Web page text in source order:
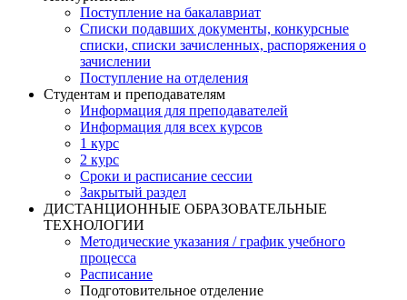
Поступление на бакалавриат
Списки подавших документы, конкурсные
списки, списки зачисленных, распоряжения о
зачислении
Поступление на отделения
Студентам и преподавателям
Информация для преподавателей
Информация для всех курсов
1 курс
2 курс
Сроки и расписание сессии
Закрытый раздел
ДИСТАНЦИОННЫЕ ОБРАЗОВАТЕЛЬНЫЕ
ТЕХНОЛОГИИ
Методические указания / график учебного
процесса
Расписание
Подготовительное отделение